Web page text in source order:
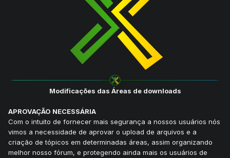
Modificações das Áreas de downloads
APROVAÇÃO NECESSÁRIA
Com o intuito de fornecer mais segurança a nossos usuários nós
vimos a necessidade de aprovar o upload de arquivos e a
criação de tópicos em determinadas áreas, assim organizando
melhor nosso fórum, e protegendo ainda mais os usuários de